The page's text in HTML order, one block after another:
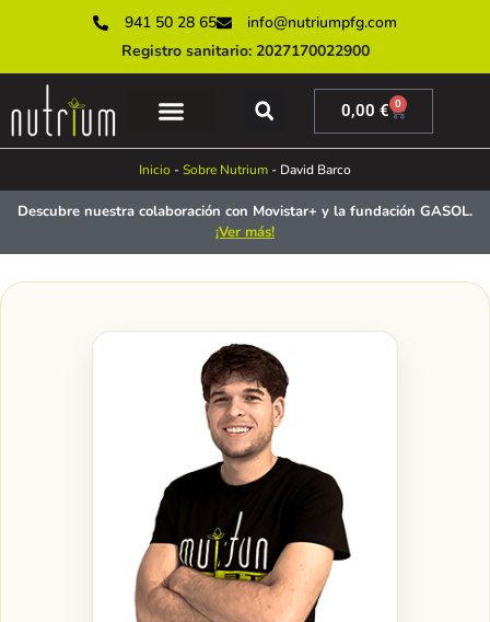
941 50 28 65
info@nutriumpfg.com
Registro sanitario: 2027170022900
0,00 € 0
Inicio -Sobre Nutrium - David Barco
Descubre nuestra colaboración con Movistar+ y la fundación GASOL.
¡Ver más!